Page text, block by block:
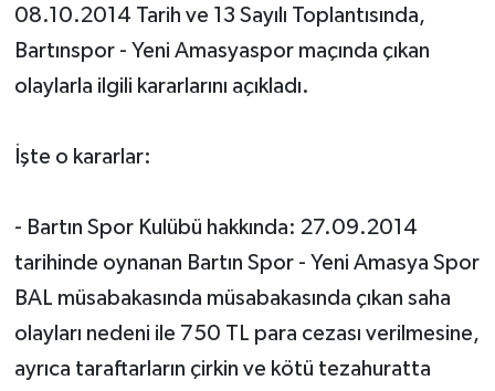
08.10.2014 Tarih ve 13 Sayılı Toplantısında,
Bartınspor - Yeni Amasyaspor maçında çıkan
olaylarla ilgili kararlarını açıkladı.
İşte o kararlar:
- Bartın Spor Kulübü hakkında: 27.09.2014
tarihinde oynanan Bartın Spor - Yeni Amasya Spor
BAL müsabakasında müsabakasında çıkan saha
olayları nedeni ile 750 TL para cezası verilmesine,
ayrıca taraftarların çirkin ve kötü tezahuratta
DÜNYA
YEREL